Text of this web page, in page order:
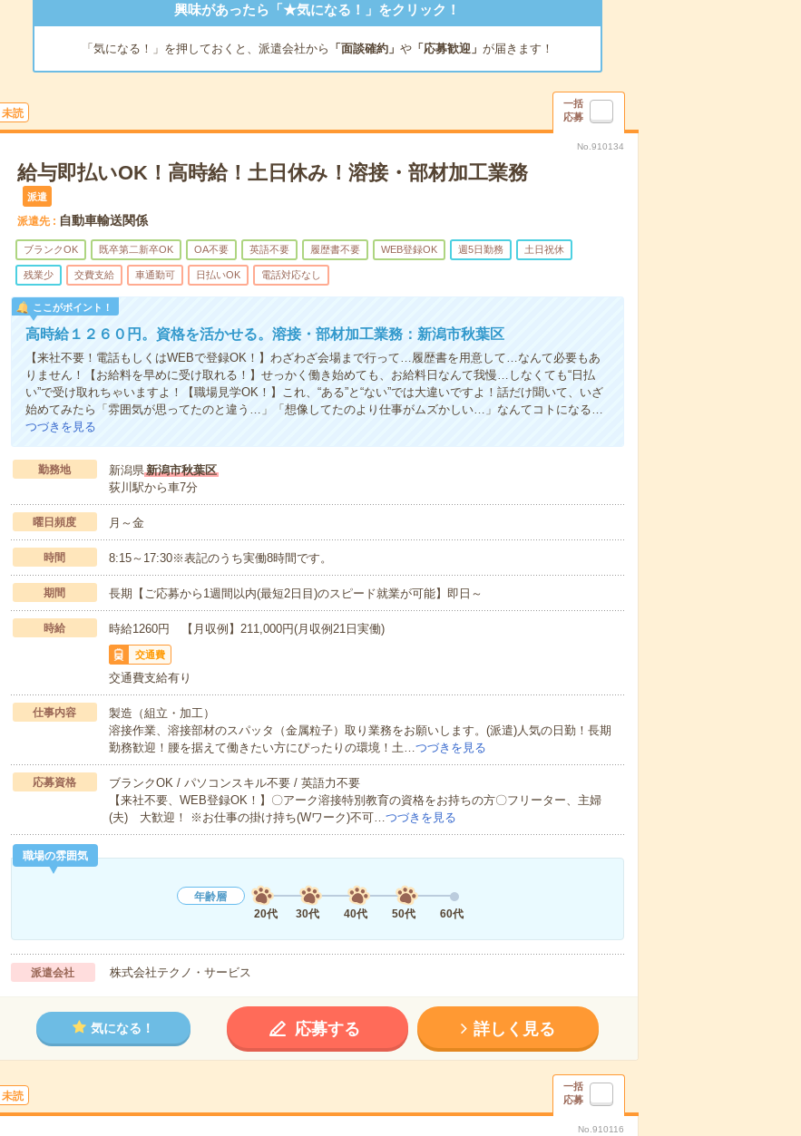
興味があったら「★気になる！」をクリック！
「気になる！」を押しておくと、派遣会社から 「面談確約」 や「応募歓迎」 が届きます！
未読
一括
応募
No.910134
給与即払いOK！高時給！土日休み！溶接・部材加工業務
派遣
派遣先 自動車輸送関係
ブランクOK 既卒第二新卒OK OA不要 英語不要 履歴書不要 WEB登録OK 週5日勤務 土日祝休
残業少 交費支給 車通勤可 日払いOK 電話対応なし
ここがポイント！
高時給１２６０円。資格を活かせる。溶接・部材加工業務：新潟市秋葉区
【来社不要！電話もしくはWEBで登録OK！】わざわざ会場まで行って…履歴書を用意して…なんて必要もあ
りません！【お給料を早めに受け取れる！】せっかく働き始めても、お給料日なんて我慢…しなくても“日払
い”で受け取れちゃいますよ！【職場見学OK！】これ、“ある”と“ない”では大違いですよ！話だけ聞いて、いざ
始めてみたら「雰囲気が思ってたのと違う…」「想像してたのより仕事がムズかしい…」なんてコトになる…
つづきを見る
勤務地 新潟県新潟市秋葉区
荻川駅から車7分
曜日頻度 月～金
時間 8:15～17:30※表記のうち実働8時間です。
期間 長期【ご応募から1週間以内(最短2日目)のスピード就業が可能】即日～
時給 時給1260円 【月収例】211,000円(月収例21日実働)
交通費
交通費支給有り
仕事内容
製造（組立・加工）
溶接作業、溶接部材のスパッタ（金属粒子）取り業務をお願いします。(派遣)人気の日勤！長期
勤務歓迎！腰を据えて働きたい方にぴったりの環境！土… つづきを見る
応募資格
ブランクOK / パソコンスキル不要 / 英語力不要
【来社不要、WEB登録OK！】〇アーク溶接特別教育の資格をお持ちの方〇フリーター、主婦
(夫) 大歓迎！ ※お仕事の掛け持ち(Wワーク)不可… つづきを見る
職場の雰囲気
年齢層
20代
30代 40代 50代 60代
派遣会社 株式会社テクノ・サービス
気になる！ 応募する 詳しく見る
未読
一括
応募
No.910116